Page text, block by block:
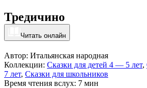
Тредичино
Читать онлайн
Автор: Итальянская народная
Коллекции: Сказки для детей 4 — 5 лет,
7 лет, Сказки для школьников
Время чтения вслух: 7 мин